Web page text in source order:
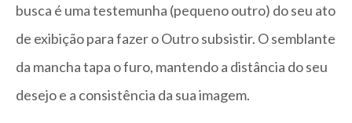
busca é uma testemunha (pequeno outro) do seu ato
de exibição para fazer o Outro subsistir. O semblante
da mancha tapa o furo, mantendo a distância do seu
desejo e a consistência da sua imagem.